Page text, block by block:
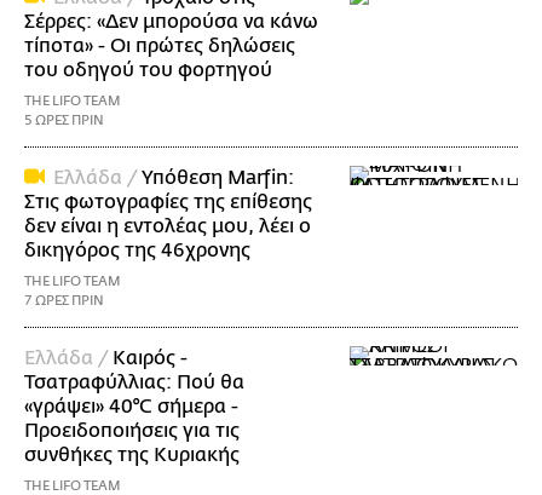
Σέρρες: «Δεν μπορούσα να κάνω
τίποτα» - Οι πρώτες δηλώσεις
του οδηγού του φορτηγού
THE LIFO TEAM
5 ΩΡΕΣ ΠΡΙΝ
Ελλάδα /Υπόθεση Marfin:
Στις φωτογραφίες της επίθεσης
δεν είναι η εντολέας μου, λέει ο
δικηγόρος της 46χρονης
THE LIFO TEAM
7 ΩΡΕΣ ΠΡΙΝ
Ελλάδα / Καιρός -
Τσατραφύλλιας: Πού θα
«γράψει» 40°C σήμερα -
Προειδοποιήσεις για τις
συνθήκες της Κυριακής
THE LIFO TEAM